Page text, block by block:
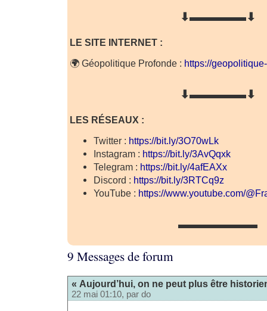
⬇▬▬▬▬▬⬇
LE SITE INTERNET :
🌍 Géopolitique Profonde : https://
⬇▬▬▬▬▬⬇
LES RÉSEAUX :
Twitter : https://bit.ly/3O70wLk
Instagram : https://bit.ly/3AvQqxk
Telegram : https://bit.ly/4afEAXx
Discord : https://bit.ly/3RTCq9z
YouTube : https://www.youtube.com/
▬▬▬▬▬▬▬
9 Messages de forum
« Aujourd’hui, on ne peut plus être
22 mai 01:10, par do